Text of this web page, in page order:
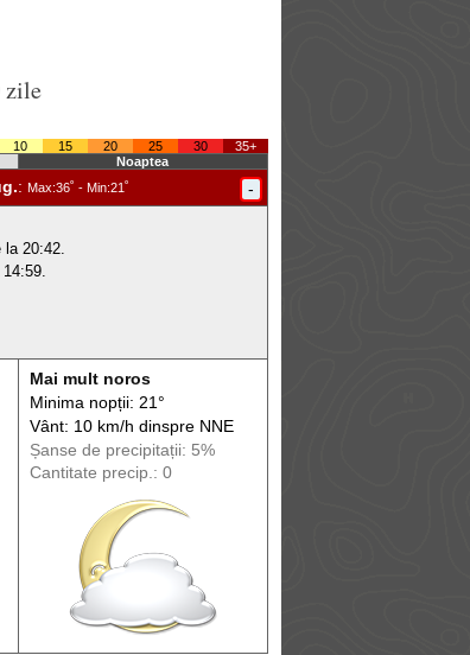
zile
10 15 20 25 30
35+
Noaptea
:Max:36˚ - Min:21˚ -
la 20:42.
Mai mult noros
Minima nopții: 21°
Vânt: 10 km/h dinspreNNE
Șanse de precipitații: 5%
Cantitate precip.: 0